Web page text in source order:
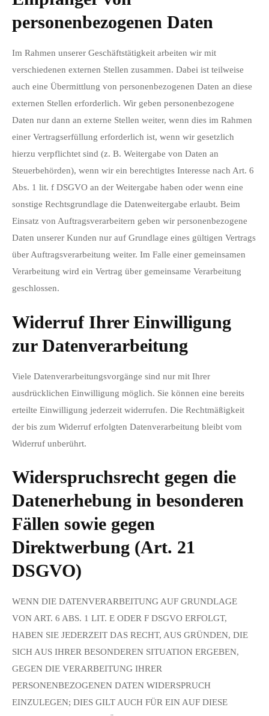
personenbezogenen Daten
Im Rahmen unserer Geschäftstätigkeit arbeiten wir mit
verschiedenen externen Stellen zusammen. Dabei ist teilweise
auch eine Übermittlung von personenbezogenen Daten an diese
externen Stellen erforderlich. Wir geben personenbezogene
Daten nur dann an externe Stellen weiter, wenn dies im Rahmen
einer Vertragserfüllung erforderlich ist, wenn wir gesetzlich
hierzu verpflichtet sind (z. B. Weitergabe von Daten an
Steuerbehörden), wenn wir ein berechtigtes Interesse nach Art. 6
Abs. 1 lit. f DSGVO an der Weitergabe haben oder wenn eine
sonstige Rechtsgrundlage die Datenweitergabe erlaubt. Beim
Einsatz von Auftragsverarbeitern geben wir personenbezogene
Daten unserer Kunden nur auf Grundlage eines gültigen Vertrags
über Auftragsverarbeitung weiter. Im Falle einer gemeinsamen
Verarbeitung wird ein Vertrag über gemeinsame Verarbeitung
geschlossen.
Widerruf Ihrer Einwilligung
zur Datenverarbeitung
Viele Datenverarbeitungsvorgänge sind nur mit Ihrer
ausdrücklichen Einwilligung möglich. Sie können eine bereits
erteilte Einwilligung jederzeit widerrufen. Die Rechtmäßigkeit
der bis zum Widerruf erfolgten Datenverarbeitung bleibt vom
Widerruf unberührt.
Widerspruchsrecht gegen die
Datenerhebung in besonderen
Fällen sowie gegen
Direktwerbung (Art. 21
DSGVO)
WENN DIE DATENVERARBEITUNG AUF GRUNDLAGE
VON ART. 6 ABS. 1 LIT. E ODER F DSGVO ERFOLGT,
HABEN SIE JEDERZEIT DAS RECHT, AUS GRÜNDEN, DIE
SICH AUS IHRER BESONDEREN SITUATION ERGEBEN,
GEGEN DIE VERARBEITUNG IHRER
PERSONENBEZOGENEN DATEN WIDERSPRUCH
EINZULEGEN; DIES GILT AUCH FÜR EIN AUF DIESE